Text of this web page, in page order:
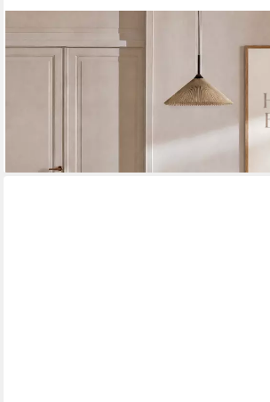
Esszimmerstuhl mit Armlehne (Massiv
Stühle - Moderner Polsterstuhl
lieferbar - in 3-4 Werktagen bei dir